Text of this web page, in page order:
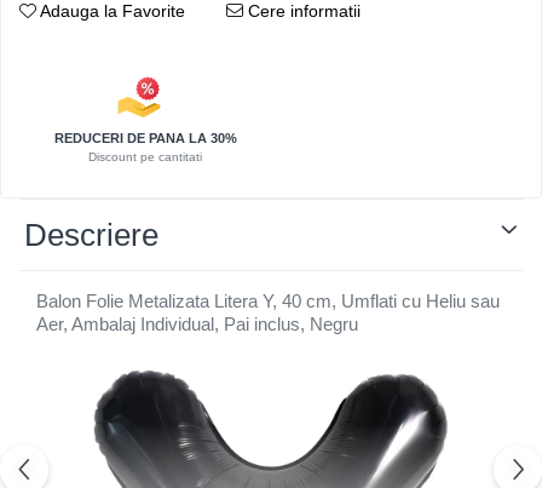
Adauga la Favorite Cere informatii
REDUCERI DE PANA LA 30%
Discount pe cantitati
Descriere
Balon Folie Metalizata Litera Y, 40 cm, Umflati cu Heliu sau
Aer, Ambalaj Individual, Pai inclus, Negru